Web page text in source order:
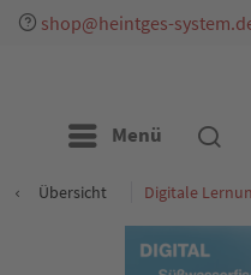
shop@heintges-
Menü
Übersicht Digitale